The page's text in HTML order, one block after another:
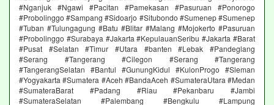
#Nganjuk #Ngawi #Pacitan #Pamekasan #Pasuruan #Ponorogo
#Probolinggo #Sampang #Sidoarjo #Situbondo #Sumenep #Sumenep
#Tuban #Tulungagung #Batu #Blitar #Malang #Mojokerto #Pasuruan
#Probolinggo #Surabaya #Jakarta #KepulauanSeribu #Jakarta #Barat
#Pusat #Selatan #Timur #Utara #banten #Lebak #Pandeglang
#Serang #Tangerang #Cilegon #Serang #Tangerang
#TangerangSelatan #Bantul #GunungKidul #KulonProgo #Sleman
#Yogyakarta #Sumatera #Aceh #BandaAceh #SumateraUtara #Medan
#SumateraBarat #Padang #Riau #Pekanbaru #Jambi
#SumateraSelatan #Palembang #Bengkulu #Lampung